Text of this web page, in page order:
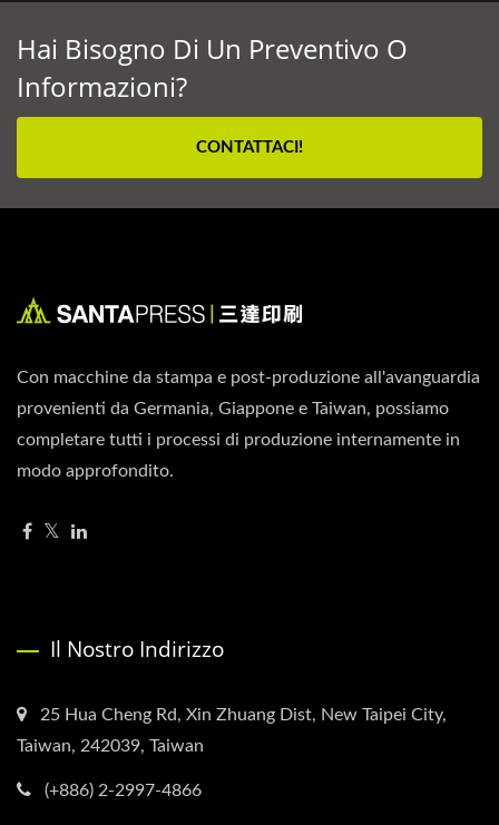
Hai Bisogno Di Un Preventivo O
Informazioni?
CONTATTACI!
Con macchine da stampa e post-produzione all'avanguardia
provenienti da Germania, Giappone e Taiwan, possiamo
completare tutti i processi di produzione internamente in
modo approfondito.
Il Nostro Indirizzo
25 Hua Cheng Rd, Xin Zhuang Dist, New Taipei City,
Taiwan, 242039, Taiwan
(+886) 2-2997-4866